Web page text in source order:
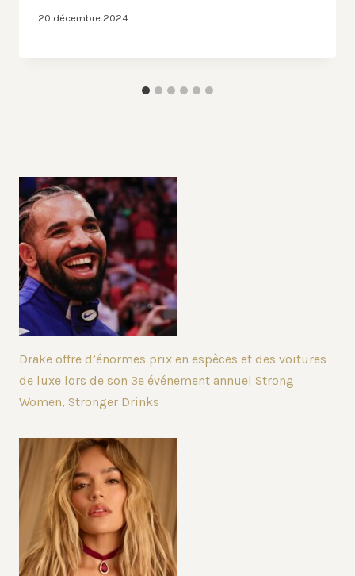
20 décembre 2024
Drake offre d’énormes prix en espèces et des voitures
de luxe lors de son 3e événement annuel Strong
Women, Stronger Drinks